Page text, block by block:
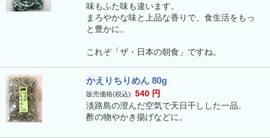
味もふた味も違います。
まろやかな味と上品な香りで、食生活をもっ
と豊かに。
これぞ「ザ・日本の朝食」ですね。
かえりちりめん 80g
販売価格(税込): 540 円
淡路島の澄んだ空気で天日干しした一品。
酢の物やかき揚げなどに。